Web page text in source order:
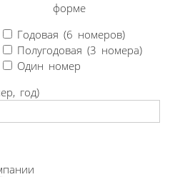
форме
Годовая (6 номеров)
Полугодовая (3 номера)
Один номер
год)